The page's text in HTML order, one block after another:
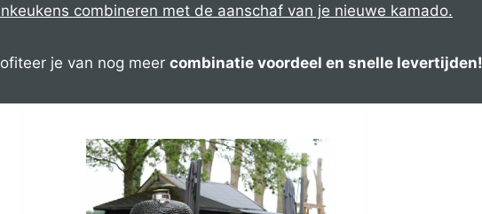
combineren met de aanschaf van je nieuwe kamado.
je van nog meer combinatie voordeel en snelle levertijden!